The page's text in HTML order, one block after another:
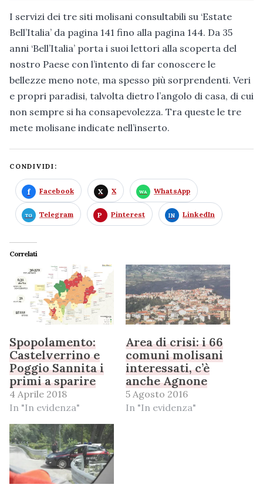
I servizi dei tre siti molisani consultabili su ‘Estate
Bell’Italia’ da pagina 141 fino alla pagina 144. Da 35
anni ‘Bell’Italia’ porta i suoi lettori alla scoperta del
nostro Paese con l’intento di far conoscere le
bellezze meno note, ma spesso più sorprendenti. Veri
e propri paradisi, talvolta dietro l’angolo di casa, di cui
non sempre si ha consapevolezza. Tra queste le tre
mete molisane indicate nell’inserto.
CONDIVIDI:
Facebook X WhatsApp
Telegram Pinterest LinkedIn
Correlati
Spopolamento:
Castelverrino e
Poggio Sannita i
primi a sparire
4 Aprile 2018
In "In evidenza"
Area di crisi: i 66
comuni molisani
interessati, c’è
anche Agnone
5 Agosto 2016
In "In evidenza"